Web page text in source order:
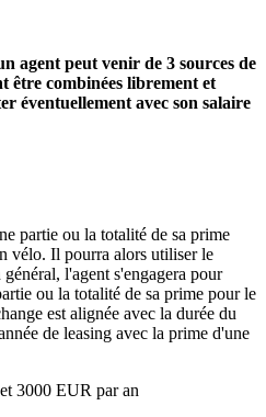
agent peut venir de 3 sources de
être combinées librement et
éventuellement avec son salaire
partie ou la totalité de sa prime
vélo. Il pourra alors utiliser le
l'agent s'engagera pour
ou la totalité de sa prime pour le
est alignée avec la durée du
de leasing avec la prime d'une
3000 EUR par an